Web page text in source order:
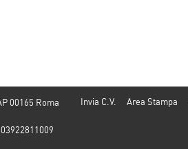
Invia C.V. Area Stampa
00165 Roma